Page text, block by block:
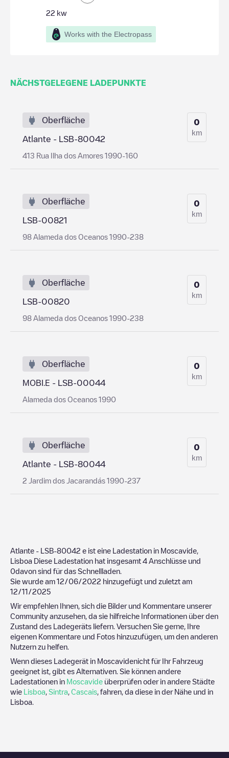
22 kw
Works with the Electropass
NÄCHSTGELEGENE LADEPUNKTE
Oberfläche
Atlante - LSB-80042
413 Rua Ilha dos Amores 1990-160
0
km
Oberfläche
LSB-00821
98 Alameda dos Oceanos 1990-238
0
km
Oberfläche
LSB-00820
98 Alameda dos Oceanos 1990-238
0
km
Oberfläche
MOBI.E - LSB-00044
Alameda dos Oceanos 1990
0
km
Oberfläche
Atlante - LSB-80044
2 Jardim dos Jacarandás 1990-237
0
km
Atlante - LSB-80042 e ist eine Ladestation in Moscavide
Lisboa Diese Ladestation hat insgesamt 4 Anschlüsse und
0davon sind für das Schnellladen.
Sie wurde am 12/06/2022 hinzugefügt und zuletzt am
12/11/2025
Wir empfehlen Ihnen, sich die Bilder und Kommentare unserer
Community anzusehen, da sie hilfreiche Informationen über den
Zustand des Ladegeräts liefern. Versuchen Sie gerne, Ihre
eigenen Kommentare und Fotos hinzuzufügen, um den anderen
Nutzern zu helfen.
Wenn dieses Ladegerät in Moscavidenicht für Ihr Fahrzeug
geeignet ist, gibt es Alternativen. Sie können andere
Ladestationen in Moscavide überprüfen oder in andere Städte
wie Lisboa Sintra Cascais , fahren, da diese in der Nähe und in
Lisboa